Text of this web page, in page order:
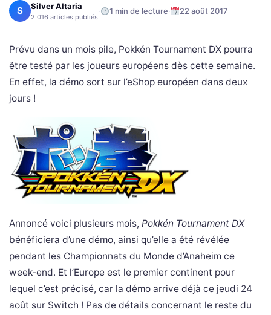
S Silver Altaria
2 016 articles publiés · 1 min de lecture· 22 août 2017
Prévu dans un mois pile, Pokkén Tournament DX pourra
être testé par les joueurs européens dès cette semaine.
En effet, la démo sort sur l’eShop européen dans deux
jours !
Annoncé voici plusieurs mois, Pokkén Tournament DX
bénéficiera d’une démo, ainsi qu’elle a été révélée
pendant les Championnats du Monde d’Anaheim ce
week-end. Et l’Europe est le premier continent pour
lequel c’est précisé, car la démo arrive déjà ce jeudi 24
août sur Switch ! Pas de détails concernant le reste du